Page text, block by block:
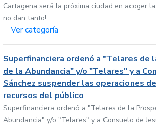
Cartagena será la próxima ciudad en acoger
no dan tanto!
Ver categoría
Superfinanciera ordenó a "Telares de
de la Abundancia" y/o "Telares" y a
Sánchez suspender las operaciones
recursos del público
Superfinanciera ordenó a "Telares de la
Abundancia" y/o "Telares" y a Consuelo de